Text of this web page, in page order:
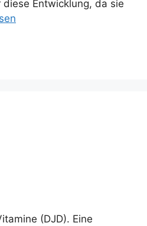
Entwicklung, da sie
(DJD). Eine